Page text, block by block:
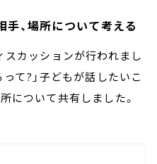
、場所について考える
スカッションが行われまし
て?」子どもが話したいこ
について共有しました。